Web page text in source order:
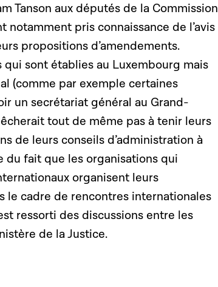
Tanson aux députés de la Commission
notamment pris connaissance de l’avis
propositions d’amendements.
sont établies au Luxembourg mais
(comme par exemple certaines
un secrétariat général au Grand-
tout de même pas à tenir leurs
de leurs conseils d’administration à
du fait que les organisations qui
organisent leurs
le cadre de rencontres internationales
ressorti des discussions entre les
de la Justice.